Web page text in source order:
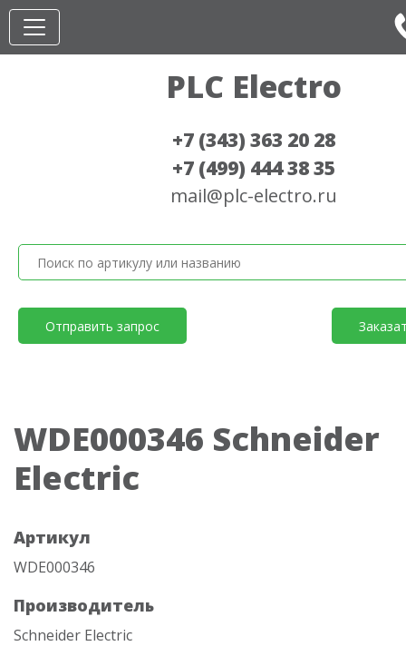
PLC Electro
+7 (343) 363 20 28
+7 (499) 444 38 35
mail@plc-electro.ru
Отправить запрос
WDE000346 Schneider
Electric
Артикул
WDE000346
Производитель
Schneider Electric